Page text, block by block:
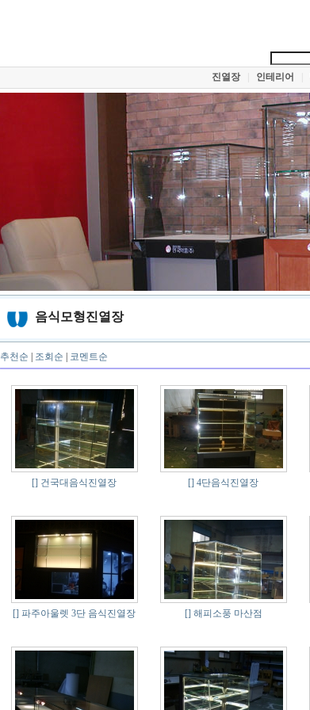
진열장 인테리어
음식모형진열장
추천순 조회순 코멘트순
[] 건국대음식진열장 [] 4단음식진열장
[] 파주아울렛 3단 음식진열장 [] 해피소풍 마산점